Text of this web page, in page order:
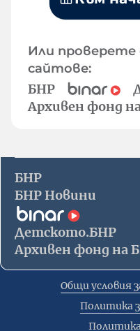
Или
сайтове:
БНР
Архивен фонд
БНР
БНР Новини
Детското.БНР
Архивен фонд на
Общи условия
Политика